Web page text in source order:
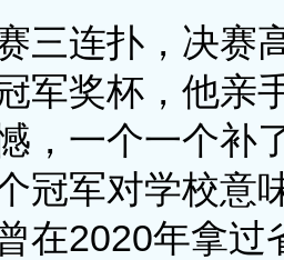
连扑，决赛
军奖杯，他亲
，一个一个补
冠军对学校意
在2020年拿过